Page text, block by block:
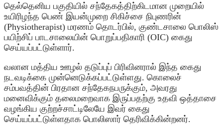
தெல்தெனிய பகுதியில் சந்தேகத்திற்கிடமான முறையில்
உயிரிழந்த பெண் இயன்முறை சிகிச்சை நிபுணரின்
(Physiotherapist) மரணம் தொடர்பில், குண்டசாலை பொலிஸ்
பயிற்சிப் பாடசாலையின் பொறுப்பதிகாரி (OIC) கைது
செய்யப்பட்டுள்ளார்.
வலான மத்திய ஊழல் தடுப்புப் பிரிவினரால் இந்த கைது
நடவடிக்கை முன்னெடுக்கப்பட்டுள்ளது. கொலைச்
சம்பவத்தின் பிரதான சந்தேகநபருக்கும், அவரது
மனைவிக்கும் தலைமறைவாக இருப்பதற்கு உதவி ஒத்தாசை
வழங்கிய குற்றச்சாட்டிலேயே இவர் கைது
செய்யப்பட்டுள்ளதாக பொலிஸார் தெரிவிக்கின்றனர்.